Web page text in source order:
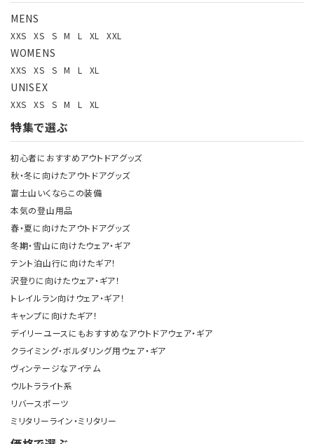
MENS
XXS XS S M L XL XXL
WOMENS
XXS XS S M L XL
UNISEX
XXS XS S M L XL
特集で選ぶ
初心者におすすめアウトドアグッズ
秋・冬に向けたアウトドアグッズ
富士山いくならこの装備
本気の登山用品
春・夏に向けたアウトドアグッズ
冬期・雪山に向けたウェア・ギア
テント泊山行に向けたギア！
沢登りに向けたウェア・ギア！
トレイルラン向けウェア・ギア！
キャンプに向けたギア！
デイリーユースにもおすすめなアウトドアウェア・ギア
クライミング・ボルダリング用ウェア・ギア
ヴィンテージなアイテム
ウルトラライト系
リバースポーツ
ミリタリーライン・ミリタリー